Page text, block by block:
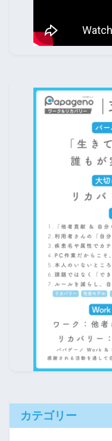
カテゴリー